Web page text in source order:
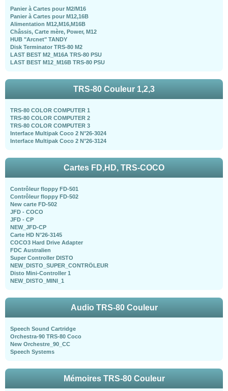
Panier à Cartes pour M2/M16
Panier à Cartes pour M12,16B
Alimentation M12,M16,M16B
Châssis, Carte mère, Power, M12
HUB "Arcnet" TANDY
Disk Terminator TRS-80 M2
LAST BEST M2_M16A TRS-80 PSU
LAST BEST M12_M16B TRS-80 PSU
TRS-80 Couleur 1,2,3
TRS-80 COLOR COMPUTER 1
TRS-80 COLOR COMPUTER 2
TRS-80 COLOR COMPUTER 3
Interface Multipak Coco 2 N°26-3024
Interface Multipak Coco 2 N°26-3124
Cartes FD,HD, TRS-COCO
Contrôleur floppy FD-501
Contrôleur floppy FD-502
New carte FD-502
JFD - COCO
JFD - CP
NEW_JFD-CP
Carte HD N°26-3145
COCO3 Hard Drive Adapter
FDC Australien
Super Controller DISTO
NEW_DISTO_SUPER_CONTRÖLEUR
Disto Mini-Controller 1
NEW_DISTO_MINI_1
Audio TRS-80 Couleur
Speech Sound Cartridge
Orchestra-90 TRS-80 Coco
New Orchestre_90_CC
Speech Systems
Mémoires TRS-80 Couleur